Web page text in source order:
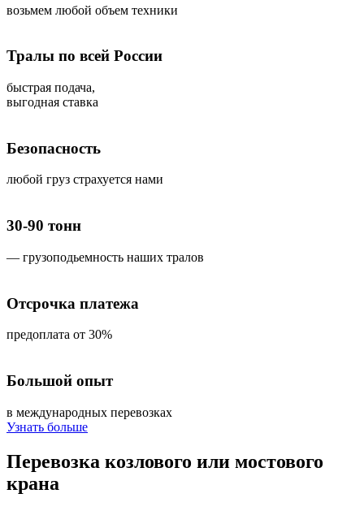
возьмем любой объем техники
Тралы по всей России
быстрая подача,
выгодная ставка
Безопасность
любой груз страхуется нами
30-90 тонн
— грузоподьемность наших тралов
Отсрочка платежа
предоплата от 30%
Большой опыт
в международных перевозках
Узнать больше
Перевозка козлового или мостового
крана